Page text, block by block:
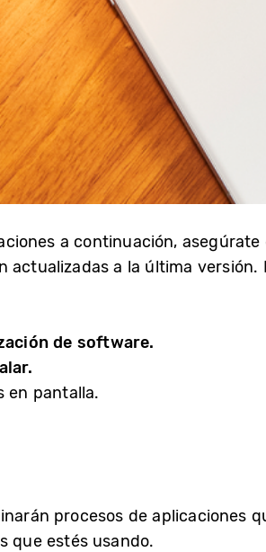
a continuación,
actualizadas a la última
de software.
en pantalla.
procesos de aplicaciones
que estés usando.